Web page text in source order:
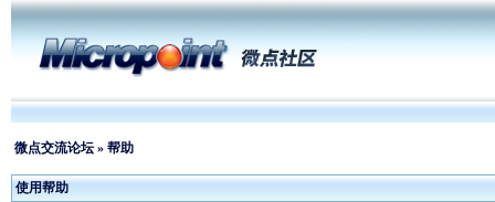
微点交流论坛 » 帮助
使用帮助